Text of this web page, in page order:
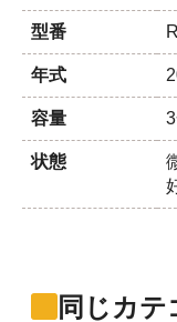
型番
年式
容量
状態
同じカ